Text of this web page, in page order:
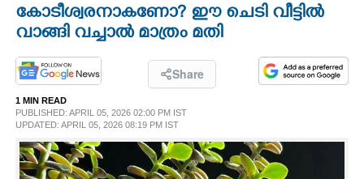
കോടീശ്വരനാകണോ? ഈ ചെടി വീട്ടിൽ
വാങ്ങി വച്ചാൽ മാത്രം മതി
Share
1 MIN READ
PUBLISHED: APRIL 05, 2026 02:00 PM IST
UPDATED: APRIL 05, 2026 08:19 PM IST